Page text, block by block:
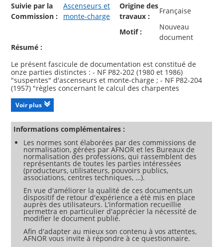
Suivie par la
Commission :
Ascenseurs et
monte-charge
Origine des
travaux :
Française
Motif :
Nouveau
document
Résumé :
Le présent fascicule de documentation est constitué de
onze parties distinctes : - NF P82-202 (1980 et 1986)
"suspentes" d'ascenseurs et monte-charge ; - NF P82-204
(1957) "règles concernant le calcul des charpentes
pour les ascenseurs et monte-charge ; - NF P82-207 (1973 et
1976) "dispositif d'appel prioritaire pour les sapeurs-
pompiers" pour les ascenseurs ; - NF P82-211 et NF P82-311
(1980, 1982, 1987 et 1988) "règles de sécurité pour la
construction et l'installation des ascenseurs électriques (NF
P82-211) et hydrauliques (NF P82-311) dans les bâtiments
existants" et d'autre part une liste des interprétations au
texte de la NF P82-201 s'appliquant aux normes NF P82-211
et NF P82-311 (suivant les instructions données dans cette
liste) ; - NF P82-212 et NF P82-312 (1980, 1987, 1988, 1997)
"dispositions applicables dans le cas de transformations
importantes" pour les ascenseurs et monte-charge
électriques (NF P82-212) et hydrauliques (NF P82-312) ; - NF
ISO 4190-5 (NF P82-214) (1988) "dispositifs de commande et
de signalisation et accessoires complémentaires" ; - NF P82-
215 (1980) "règles particulières de sécurité pour la
construction et l'installation de monte-charge du groupe III
assurant la desserte au niveau supérieur par l'ouverture
Voir plus
Informations complémentaires :
Les normes sont élaborées par des commissions de
normalisation, gérées par AFNOR et les Bureaux de
normalisation des professions, qui rassemblent des
représentants de toutes les parties intéressées
(producteurs, utilisateurs, pouvoirs publics,
associations, centres techniques, …).
En vue d'améliorer la qualité de ces documents,un
dispositif de retour d'expérience a été mis en place
auprès des utilisateurs. L’information recueillie
permettra en particulier d'apprécier la nécessité de
modifier le document publié.
Afin d'adapter au mieux son contenu à vos attentes,
AFNOR vous invite à répondre à ce questionnaire.